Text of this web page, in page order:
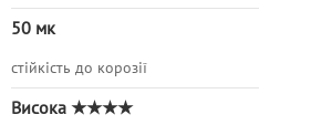
50 мк
стійкість до корозії
Висока ★★★★